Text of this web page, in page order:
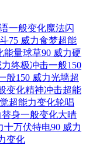
一般变化魔法闪
75 威力食梦超能
能量球草90 威力硬
终极冲击一般150
般150 威力光墙超
变化精神冲击超能
超能力变化轮唱
替身一般变化大晴
十万伏特电90 威力
变化